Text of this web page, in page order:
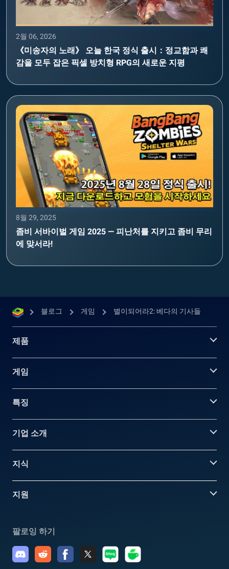
2월 06, 2026
《미송자의 노래》 오늘 한국 정식 출시：정교함과 쾌
감을 모두 잡은 픽셀 방치형 RPG의 새로운 지평
8월 29, 2025
좀비 서바이벌 게임 2025 — 피난처를 지키고 좀비 무리
에 맞서라!
블로그 게임 별이되어라2: 베다의 기사들
제품
게임
특징
기업 소개
지식
지원
팔로잉 하기